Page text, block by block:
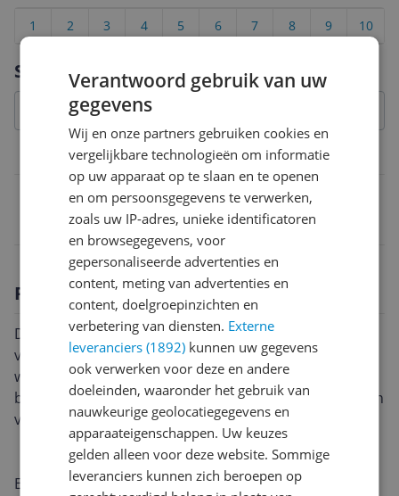
Specificaties
Belangrijkste kenmerken
5412810269969
Productomschrijving
Deze slimme Wi-Fi-bewegingssensor (met een bereik
van 10 m over een detectiegebied van 120o) kan
worden gebruikt als onderdeel van een draadloos
beveiligingssysteem of simpelweg voor het inschakelen
van apparaten wanneer u de kamer binnenkomt.
Eenvoudig te installeren
10
9
8
7
6
5
4
3
2
1
Verantwoord gebruik van uw
gegevens
Wij en onze partners gebruiken cookies en
vergelijkbare technologieën om informatie
op uw apparaat op te slaan en te openen
en om persoonsgegevens te verwerken,
zoals uw IP-adres, unieke identificatoren
en browsegegevens, voor
gepersonaliseerde advertenties en
content, meting van advertenties en
content, doelgroepinzichten en
verbetering van diensten. Externe
leveranciers (1892) kunnen uw gegevens
ook verwerken voor deze en andere
doeleinden, waaronder het gebruik van
nauwkeurige geolocatiegegevens en
apparaateigenschappen. Uw keuzes
gelden alleen voor deze website. Sommige
leveranciers kunnen zich beroepen op